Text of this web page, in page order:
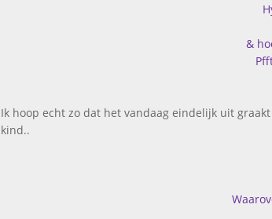
&
Ik hoop echt zo dat het vandaag eindelijk uit
kind..